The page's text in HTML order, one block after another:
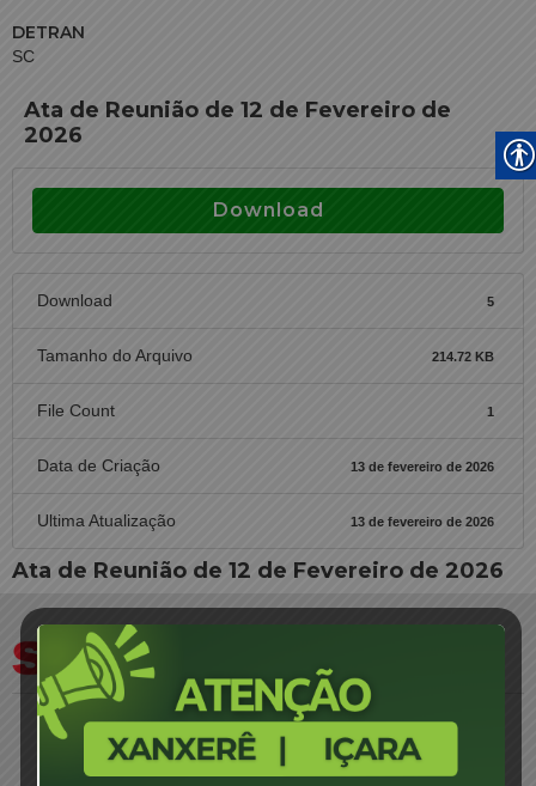
DETRAN
SC
Ata de Reunião de 12 de Fevereiro de
2026
Download
Download 5
Tamanho do Arquivo 214.72 KB
File Count 1
Data de Criação 13 de fevereiro de 2026
Ultima Atualização 13 de fevereiro de 2026
Ata de Reunião de 12 de Fevereiro de 2026